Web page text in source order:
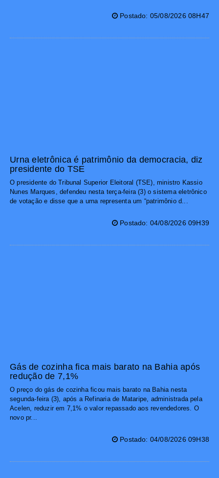
Postado: 05/08/2026 08H47
Urna eletrônica é patrimônio da democracia, diz
presidente do TSE
O presidente do Tribunal Superior Eleitoral (TSE), ministro Kassio
Nunes Marques, defendeu nesta terça-feira (3) o sistema eletrônico
de votação e disse que a urna representa um “patrimônio d...
Postado: 04/08/2026 09H39
Gás de cozinha fica mais barato na Bahia após
redução de 7,1%
O preço do gás de cozinha ficou mais barato na Bahia nesta
segunda-feira (3), após a Refinaria de Mataripe, administrada pela
Acelen, reduzir em 7,1% o valor repassado aos revendedores. O
novo pr...
Postado: 04/08/2026 09H38